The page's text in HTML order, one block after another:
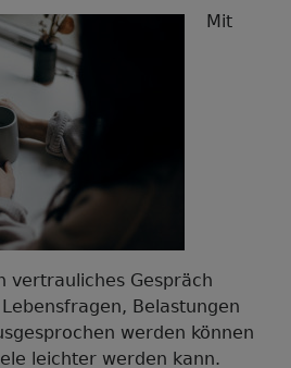
Mit
vertrauliches Gespräch
Belastungen
werden können
leichter werden kann.